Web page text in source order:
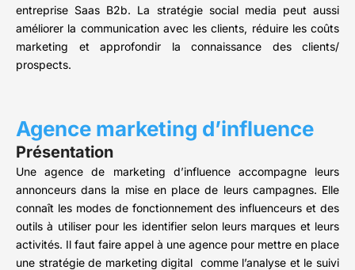
entreprise Saas B2b. La stratégie social media peut aussi
améliorer la communication avec les clients, réduire les coûts
marketing et approfondir la connaissance des clients/
prospects.
Agence marketing d’influence
Présentation
Une agence de marketing d’influence accompagne leurs
annonceurs dans la mise en place de leurs campagnes. Elle
connaît les modes de fonctionnement des influenceurs et des
outils à utiliser pour les identifier selon leurs marques et leurs
activités. Il faut faire appel à une agence pour mettre en place
une stratégie de marketing digital comme l’analyse et le suivi